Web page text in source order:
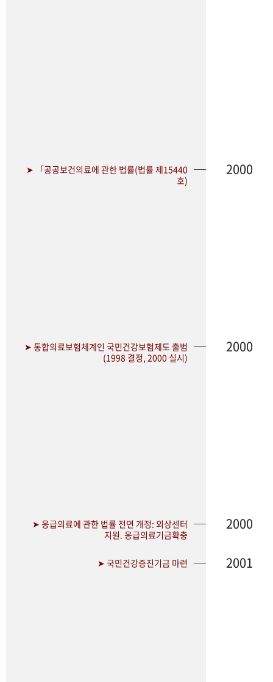
➤ 「공공보건의료에 관한 법률(법률 제15440
호)
2000
➤ 통합의료보험체계인 국민건강보험제도 출범
(1998 결정, 2000 실시)
2000
➤ 응급의료에 관한 법률 전면 개정: 외상센터
지원. 응급의료기금확충
2000
➤ 국민건강증진기금 마련 2001